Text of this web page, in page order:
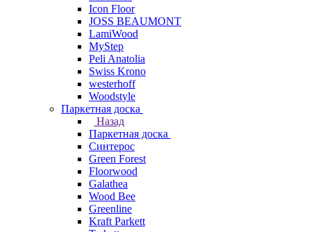
Icon Floor
JOSS BEAUMONT
LamiWood
MyStep
Peli Anatolia
Swiss Krono
westerhoff
Woodstyle
Паркетная доска
Назад
Паркетная доска
Синтерос
Green Forest
Floorwood
Galathea
Wood Bee
Greenline
Kraft Parkett